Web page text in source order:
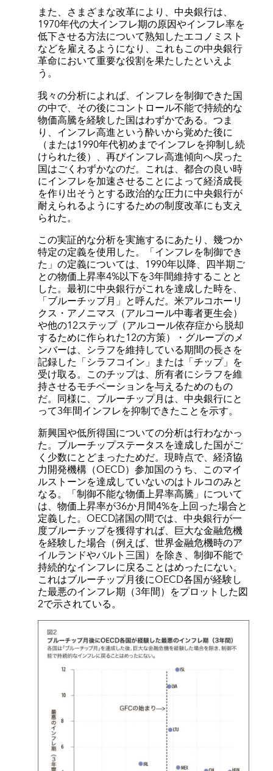
また、さまざまな改革により、中央銀行は、
1970年代の大インフレ期の原因やインフレ率を
低下させる方法について熟知したエコノミスト
などを雇えるようになり、これもこの中央銀行
革命において重要な役割を果たしたといえよ
う。
我々の分析によれば、インフレを制御できた国
の中で、その後にコントロール不能で持続的な
物価高騰を経験した国はわずかである。つま
り、インフレ高進という酔いから覚めた後に
（または1990年代初めまでインフレを抑制し続
けられた後）、再びインフレ高進傾向へ戻った
国はごくわずかなのだ。これは、都合の良い時
にインフレを加速させることによって経済成長
を作り出そうとする政治的な圧力に中央銀行が
耐えられるようにするための制度改革にも支え
られた。
この実証的な分析を実施するにあたり、幾つか
特定の定義を使用した。「インフレを制御でき
た」の定義については、1990年以降、四半期ご
との物価上昇率4%以下を3年間維持することと
した。最初に中央銀行がこれを達成した時を、
「ブルーチップ月」と呼んだ。米アルコホーリ
クス・アノニマス（アルコール中毒者更生会）
や他の12ステップ（アルコール依存症から脱却
するために作られた12の方策）・グループのメ
ンバーは、シラフを維持している期間の長さを
記録した「シラフコイン」または「チップ」を
受け取る。このチップは、所有者にシラフを維
持させるモチベーションを与えるためのもの
だ。同様に、ブルーチップ月は、中央銀行にと
って3年間インフレを抑制できたことを示す。
新興国や低所得国についての分析は行わなかっ
た。ブルーチップステータスを達成した国がご
く少数にとどまったためだ。現時点で、経済協
力開発機構（OECD）参加国のうち、このマイ
ルストーンを達成していないのはトルコのみと
なる。「制御不能な物価上昇率高騰」について
は、物価上昇率が36か月間4%を上回った場合と
定義した。OECD諸国の間では、中央銀行が一
度ブルーチップを獲得すれば、巨大な金融危機
を経験した場合（例えば、世界金融危機時のア
イルランドやバルト三国）を除き、制御不能で
持続的なインフレに戻ることはめったにない。
これはブルーチップ月後にOECD各国が経験し
た最悪のインフレ期（3年間）をプロットした図
2で示されている。